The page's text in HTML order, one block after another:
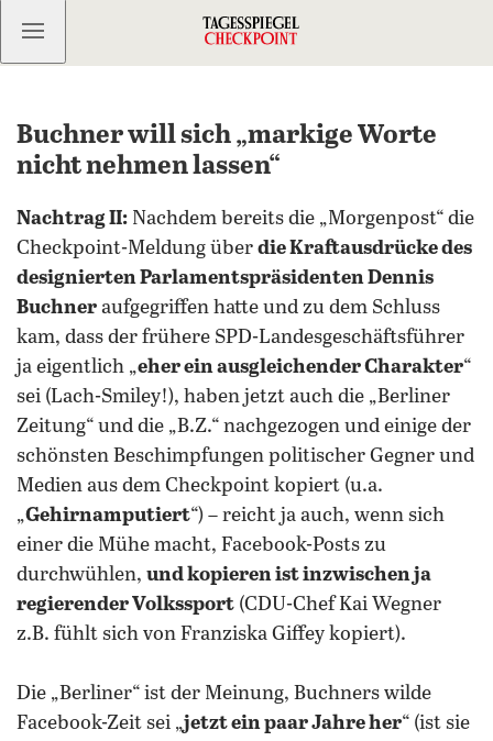
Kostenlos anmelden
Buchner will sich „markige Worte
nicht nehmen lassen“
Nachtrag II: Nachdem bereits die „Morgenpost“ die
Checkpoint-Meldung über die Kraftausdrücke des
designierten Parlamentspräsidenten Dennis
Buchner aufgegriffen hatte und zu dem Schluss
kam, dass der frühere SPD-Landesgeschäftsführer
ja eigentlich „eher ein ausgleichender Charakter“
sei (Lach-Smiley!), haben jetzt auch die „Berliner
Zeitung“ und die „B.Z.“ nachgezogen und einige der
schönsten Beschimpfungen politischer Gegner und
Medien aus dem Checkpoint kopiert (u.a.
„Gehirnamputiert“) – reicht ja auch, wenn sich
einer die Mühe macht, Facebook-Posts zu
durchwühlen, und kopieren ist inzwischen ja
regierender Volkssport (CDU-Chef Kai Wegner
z.B. fühlt sich von Franziska Giffey kopiert).
Die „Berliner“ ist der Meinung, Buchners wilde
Facebook-Zeit sei „jetzt ein paar Jahre her“ (ist sie